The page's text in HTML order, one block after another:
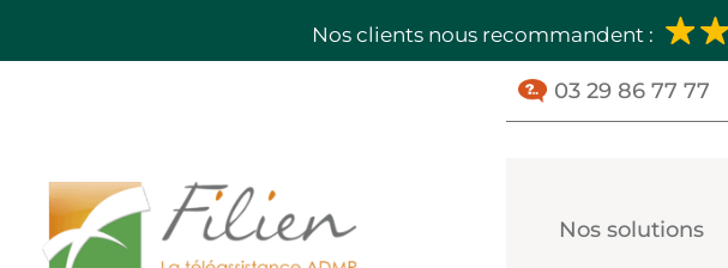
Nos clients nous recommandent :
03 29 86 77 77
Nos solutions